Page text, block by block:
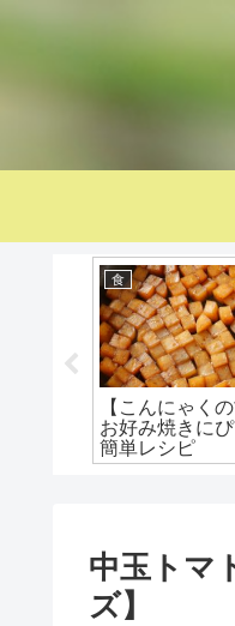
食
【トコブシの
抜き（洗浄）
味しい食べ方
中玉トマ
ズ】